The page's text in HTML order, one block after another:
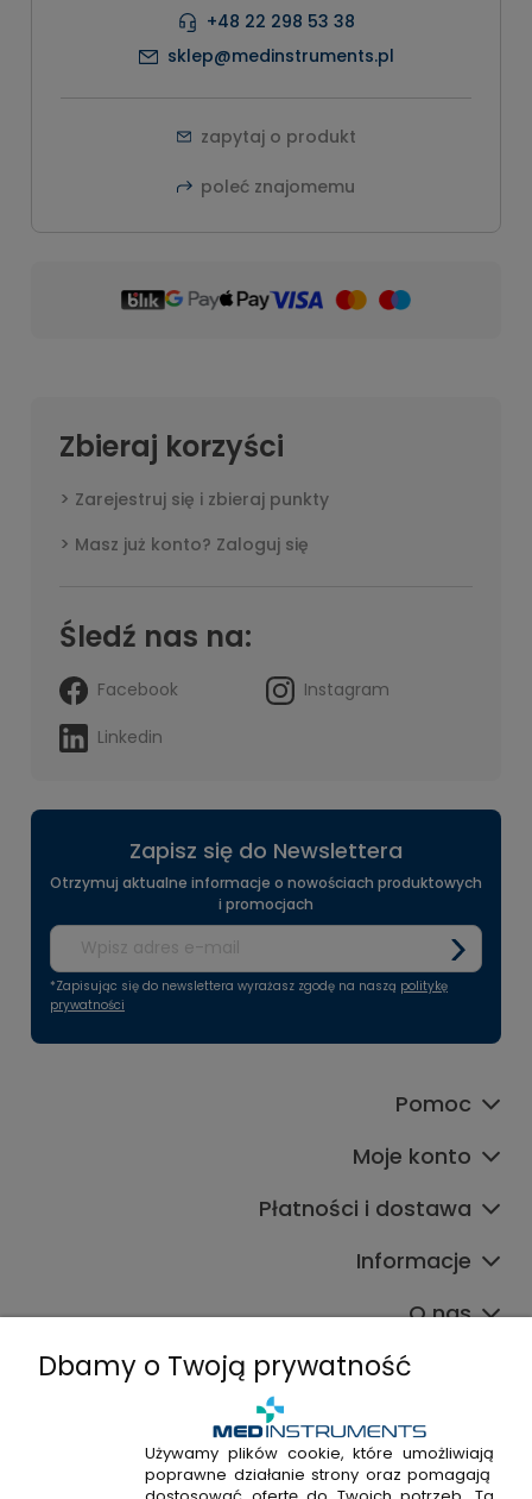
+48 22 298 53 38
sklep@medinstruments.pl
zapytaj o produkt
poleć znajomemu
Zbieraj korzyści
Zarejestruj się i zbieraj punkty
Masz już konto? Zaloguj się
Śledź nas na:
Facebook
Instagram
Linkedin
Zapisz się do Newslettera
Otrzymuj aktualne informacje o nowościach produktowych
i promocjach
*Zapisując się do newslettera wyrażasz zgodę na naszą politykę
prywatności
Pomoc
Moje konto
Płatności i dostawa
Informacje
O nas
+48 720 915 338
Dbamy o Twoją prywatność
Używamy plików cookie, które umożliwiają
poprawne działanie strony oraz pomagają